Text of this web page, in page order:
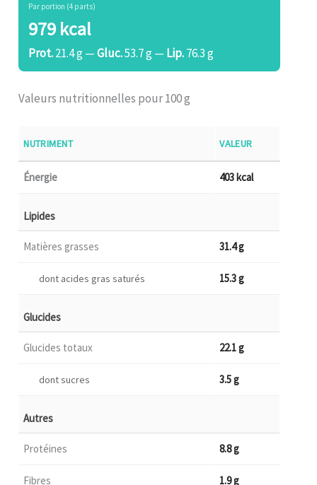
Par portion (4 parts)
979 kcal
Prot.21.4 g —Gluc.53.7 g — Lip.76.3 g
Valeurs nutritionnelles pour 100 g
NUTRIMENT VALEUR
Énergie 403 kcal
Lipides
Matières grasses 31.4 g
dont acides gras saturés 15.3 g
Glucides
Glucides totaux 22.1 g
dont sucres 3.5 g
Autres
Protéines 8.8 g
Fibres 1.9 g